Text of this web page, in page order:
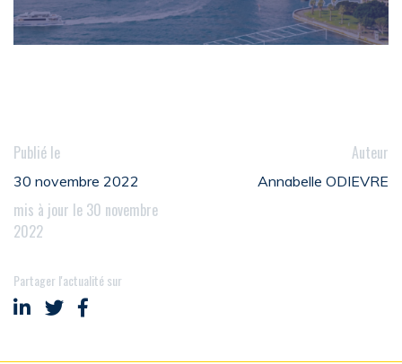
Publié le
30 novembre 2022
mis à jour le 30 novembre
2022
Auteur
Annabelle ODIEVRE
Partager l'actualité sur
Partager sur LinkedIn
Partager sur Twitter
Partager sur Facebook